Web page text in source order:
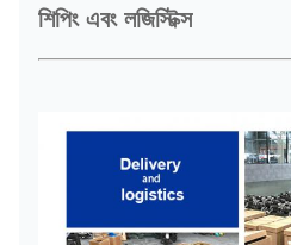
শিপিং এবং লজিস্টিক্স